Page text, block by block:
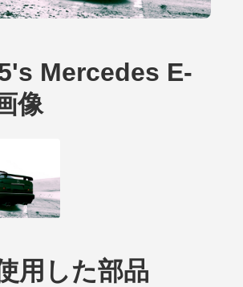
Mercedes E-
像
用した部品